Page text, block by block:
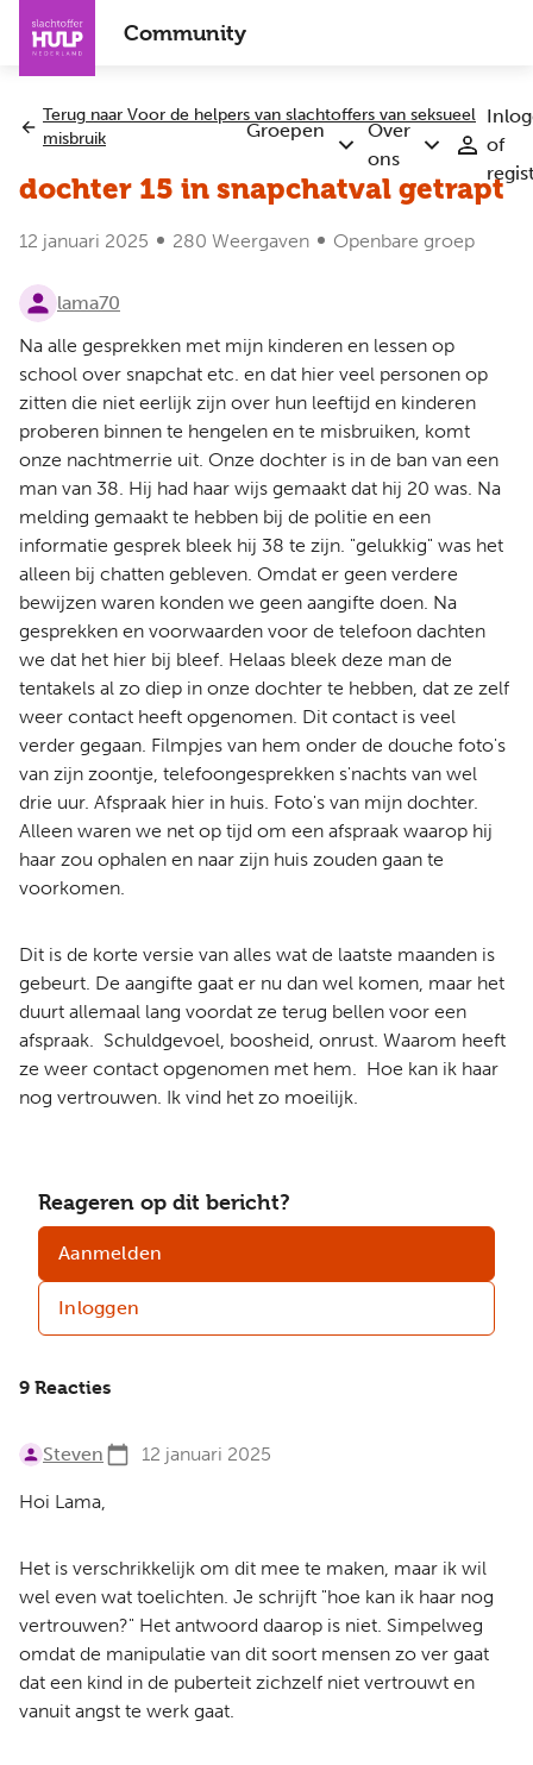
Overslaan
naar
inhoud
Community
Groepen
Submenu
Groepen
Over
ons
Submenu
Over
ons
of
Terug naar Voor de helpers van slachtoffers van seksueel
misbruik
dochter 15 in snapchatval getrapt
12 januari 2025 280 Weergaven Openbare groep
lama70
Na alle gesprekken met mijn kinderen en lessen op
school over snapchat etc. en dat hier veel personen op
zitten die niet eerlijk zijn over hun leeftijd en kinderen
proberen binnen te hengelen en te misbruiken, komt
onze nachtmerrie uit. Onze dochter is in de ban van een
man van 38. Hij had haar wijs gemaakt dat hij 20 was. Na
melding gemaakt te hebben bij de politie en een
informatie gesprek bleek hij 38 te zijn. "gelukkig" was het
alleen bij chatten gebleven. Omdat er geen verdere
bewijzen waren konden we geen aangifte doen. Na
gesprekken en voorwaarden voor de telefoon dachten
we dat het hier bij bleef. Helaas bleek deze man de
tentakels al zo diep in onze dochter te hebben, dat ze zelf
weer contact heeft opgenomen. Dit contact is veel
verder gegaan. Filmpjes van hem onder de douche foto's
van zijn zoontje, telefoongesprekken s'nachts van wel
drie uur. Afspraak hier in huis. Foto's van mijn dochter.
Alleen waren we net op tijd om een afspraak waarop hij
haar zou ophalen en naar zijn huis zouden gaan te
voorkomen.
Dit is de korte versie van alles wat de laatste maanden is
gebeurt. De aangifte gaat er nu dan wel komen, maar het
duurt allemaal lang voordat ze terug bellen voor een
afspraak. Schuldgevoel, boosheid, onrust. Waarom heeft
ze weer contact opgenomen met hem. Hoe kan ik haar
nog vertrouwen. Ik vind het zo moeilijk.
Reageren op dit bericht?
Aanmelden
Inloggen
9 Reacties
Steven 12 januari 2025
Hoi Lama,
Het is verschrikkelijk om dit mee te maken, maar ik wil
wel even wat toelichten. Je schrijft "hoe kan ik haar nog
vertrouwen?" Het antwoord daarop is niet. Simpelweg
omdat de manipulatie van dit soort mensen zo ver gaat
dat een kind in de puberteit zichzelf niet vertrouwt en
vanuit angst te werk gaat.